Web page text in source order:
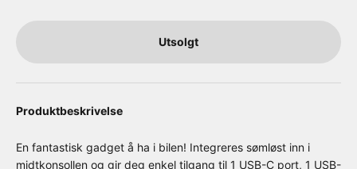
Utsolgt
Produktbeskrivelse
En fantastisk gadget å ha i bilen! Integreres sømløst inn i
midtkonsollen og gir deg enkel tilgang til 1 USB-C port, 1 USB-